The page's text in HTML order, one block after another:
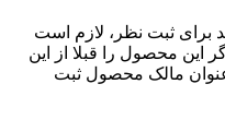
برای ثبت نظر، لازم است
این محصول را قبلا از این
مالک محصول ثبت